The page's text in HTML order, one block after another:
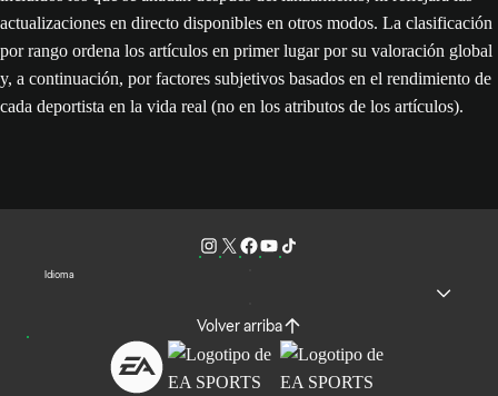
actualizaciones en directo disponibles en otros modos. La clasificación
por rango ordena los artículos en primer lugar por su valoración global
y, a continuación, por factores subjetivos basados en el rendimiento de
cada deportista en la vida real (no en los atributos de los artículos).
Idioma
Volver arriba